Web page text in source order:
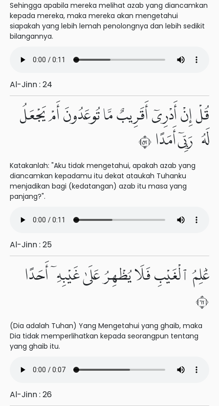
Sehingga apabila mereka melihat azab yang diancamkan
kepada mereka, maka mereka akan mengetahui
siapakah yang lebih lemah penolongnya dan lebih sedikit
bilangannya.
Al-Jinn : 24
قُلْ إِنْ أَدْرِىٓ أَقَرِيبٌ مَّا تُوعَدُونَ أَمْ يَجْعَلُ
لَهُۥ رَبِّىٓ أَمَدًا ٢٥
Katakanlah: "Aku tidak mengetahui, apakah azab yang
diancamkan kepadamu itu dekat ataukah Tuhanku
menjadikan bagi (kedatangan) azab itu masa yang
panjang?".
Al-Jinn : 25
عَٰلِمُ ٱلْغَيْبِ فَلَا يُظْهِرُ عَلَىٰ غَيْبِهِۦٓ أَحَدًا
٢٦
(Dia adalah Tuhan) Yang Mengetahui yang ghaib, maka
Dia tidak memperlihatkan kepada seorangpun tentang
yang ghaib itu.
Al-Jinn : 26